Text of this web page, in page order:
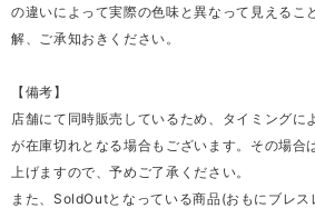
の違いによって実際の色味と異なって見えるこ
解、ご承知おきください。
【備考】
店舗にて同時販売しているため、タイミングに
が在庫切れとなる場合もございます。その場合
上げますので、予めご了承ください。
また、SoldOutとなっている商品(おもにブレ